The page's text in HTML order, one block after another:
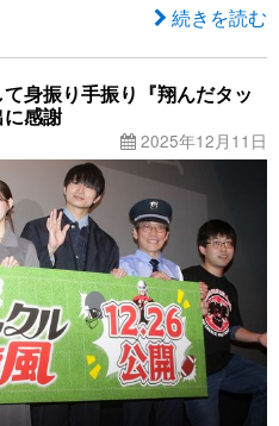
続きを読む
身振り手振り『翔んだタッ
感謝
2025年12月11日